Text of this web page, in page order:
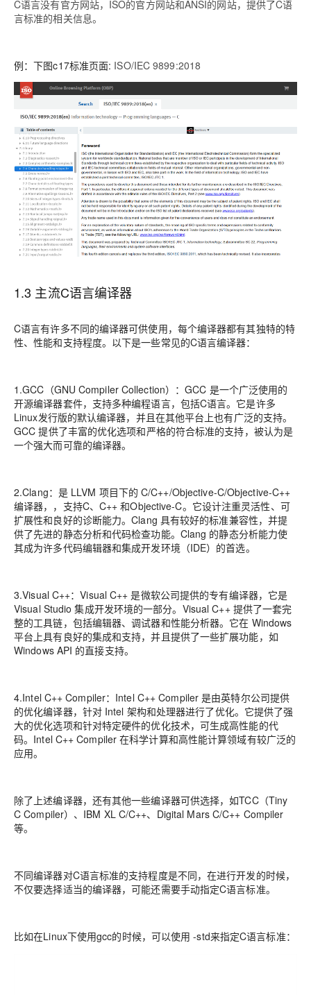
C语言没有官方网站，ISO的官方网站和ANSI的网站，提供了C语
言标准的相关信息。
例：下图c17标准页面: ISO/IEC 9899:2018
1.3 主流C语言编译器
C语言有许多不同的编译器可供使用，每个编译器都有其独特的特
性、性能和支持程度。以下是一些常见的C语言编译器：
1.GCC（GNU Compiler Collection）：GCC 是一个广泛使用的
开源编译器套件，支持多种编程语言，包括C语言。它是许多
Linux发行版的默认编译器，并且在其他平台上也有广泛的支持。
GCC 提供了丰富的优化选项和严格的符合标准的支持，被认为是
一个强大而可靠的编译器。
2.Clang：是 LLVM 项目下的 C/C++/Objective-C/Objective-C++
编译器，，支持C、C++ 和Objective-C。它设计注重灵活性、可
扩展性和良好的诊断能力。Clang 具有较好的标准兼容性，并提
供了先进的静态分析和代码检查功能。Clang 的静态分析能力使
其成为许多代码编辑器和集成开发环境（IDE）的首选。
3.Visual C++：Visual C++ 是微软公司提供的专有编译器，它是
Visual Studio 集成开发环境的一部分。Visual C++ 提供了一套完
整的工具链，包括编辑器、调试器和性能分析器。它在 Windows
平台上具有良好的集成和支持，并且提供了一些扩展功能，如
Windows API 的直接支持。
4.Intel C++ Compiler：Intel C++ Compiler 是由英特尔公司提供
的优化编译器，针对 Intel 架构和处理器进行了优化。它提供了强
大的优化选项和针对特定硬件的优化技术，可生成高性能的代
码。Intel C++ Compiler 在科学计算和高性能计算领域有较广泛的
应用。
除了上述编译器，还有其他一些编译器可供选择，如TCC（Tiny
C Compiler）、IBM XL C/C++、Digital Mars C/C++ Compiler
等。
不同编译器对C语言标准的支持程度是不同，在进行开发的时候，
不仅要选择适当的编译器，可能还需要手动指定C语言标准。
比如在Linux下使用gcc的时候，可以使用 -std来指定C语言标准：